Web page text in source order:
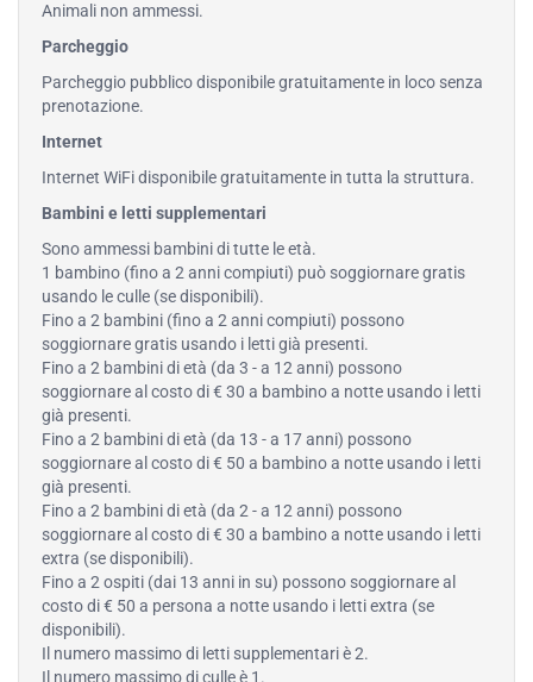
Animali non ammessi.
Parcheggio
Parcheggio pubblico disponibile gratuitamente in loco senza
prenotazione.
Internet
Internet WiFi disponibile gratuitamente in tutta la struttura.
Bambini e letti supplementari
Sono ammessi bambini di tutte le età.
1 bambino (fino a 2 anni compiuti) può soggiornare gratis
usando le culle (se disponibili).
Fino a 2 bambini (fino a 2 anni compiuti) possono
soggiornare gratis usando i letti già presenti.
Fino a 2 bambini di età (da 3 - a 12 anni) possono
soggiornare al costo di € 30 a bambino a notte usando i letti
già presenti.
Fino a 2 bambini di età (da 13 - a 17 anni) possono
soggiornare al costo di € 50 a bambino a notte usando i letti
già presenti.
Fino a 2 bambini di età (da 2 - a 12 anni) possono
soggiornare al costo di € 30 a bambino a notte usando i letti
extra (se disponibili).
Fino a 2 ospiti (dai 13 anni in su) possono soggiornare al
costo di € 50 a persona a notte usando i letti extra (se
disponibili).
Il numero massimo di letti supplementari è 2.
Il numero massimo di culle è 1.